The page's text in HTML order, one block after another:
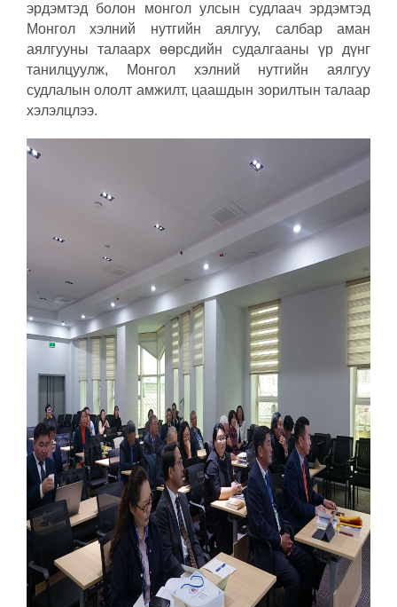
эрдэмтэд болон монгол улсын судлаач эрдэмтэд
Монгол хэлний нутгийн аялгуу, салбар аман
аялгууны талаарх өөрсдийн судалгааны үр дүнг
танилцуулж, Монгол хэлний нутгийн аялгуу
судлалын ололт амжилт, цаашдын зорилтын талаар
хэлэлцлээ.